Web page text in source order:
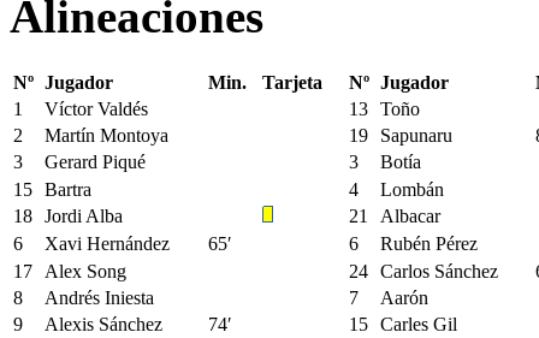
Alineaciones
Nº Jugador Min. Tarjeta Nº Jugador
1
Víctor Valdés 13 Toño
2
Martín Montoya 19 Sapunaru
3
Gerard Piqué 3
Botía
15 Bartra 4
Lombán
18 Jordi Alba 21
Albacar
6
Xavi Hernández 65′ 6
Rubén Pérez
17
Alex Song 24 Carlos Sánchez
8
Andrés Iniesta 7
Aarón
9
Alexis Sánchez 74′ 15 Carles Gil